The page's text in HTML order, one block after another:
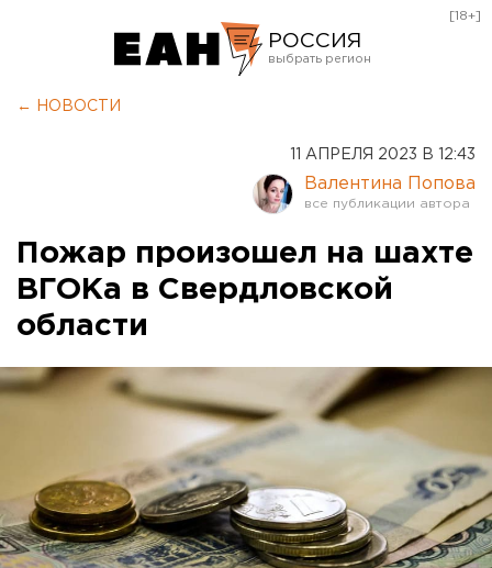
РОССИЯ
Курган
Оренбург
[18+]
← НОВОСТИ
11 АПРЕЛЯ 2023 В 12:43
Валентина Попова
Пожар произошел на шахте
ВГОКа в Свердловской
области